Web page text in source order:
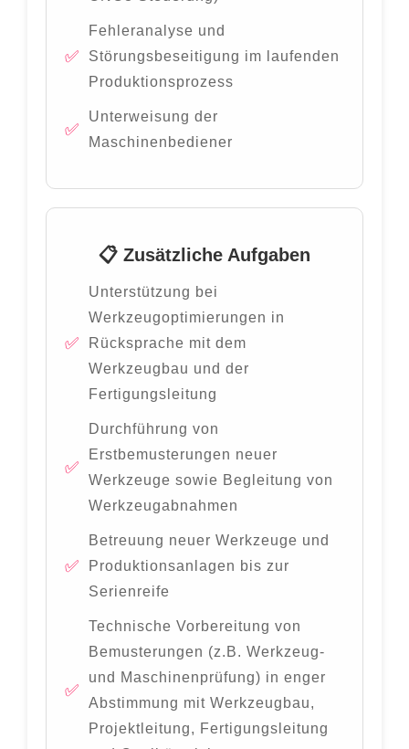
Fehleranalyse und
Störungsbeseitigung im laufenden
Produktionsprozess
Unterweisung der
Maschinenbediener
📋 Zusätzliche Aufgaben
Unterstützung bei
Werkzeugoptimierungen in
Rücksprache mit dem
Werkzeugbau und der
Fertigungsleitung
Durchführung von
Erstbemusterungen neuer
Werkzeuge sowie Begleitung von
Werkzeugabnahmen
Betreuung neuer Werkzeuge und
Produktionsanlagen bis zur
Serienreife
Technische Vorbereitung von
Bemusterungen (z.B. Werkzeug-
und Maschinenprüfung) in enger
Abstimmung mit Werkzeugbau,
Projektleitung, Fertigungsleitung